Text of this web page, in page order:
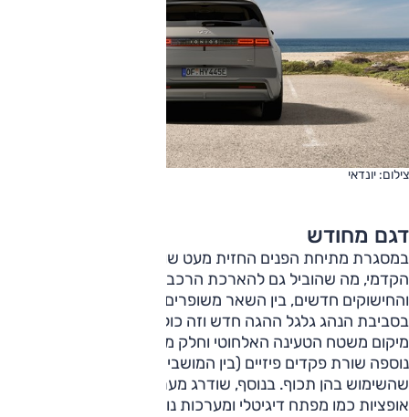
צילום: יונדאי
דגם מחודש
במסגרת מתיחת הפנים החזית מעט שונתה, בעיקר הפגוש
והחישוקים חדשים, בין השאר משופרים בהקשר האווירודינמי.
בסביבת הנהג גלגל ההגה חדש וזה כולל תאורת לד במרכזו,
מיקום משטח הטעינה האלחוטי וחלק מהפקדים שופרו, ובעיקר
נוספה שורת פקדים פיזיים (בין המושבים) השולטים במערכות
שהשימוש בהן תכוף. בנוסף, שודרג מערך המולטימדיה, ונוספו
אופציות כמו מפתח דיגיטלי ומערכות נוספות.